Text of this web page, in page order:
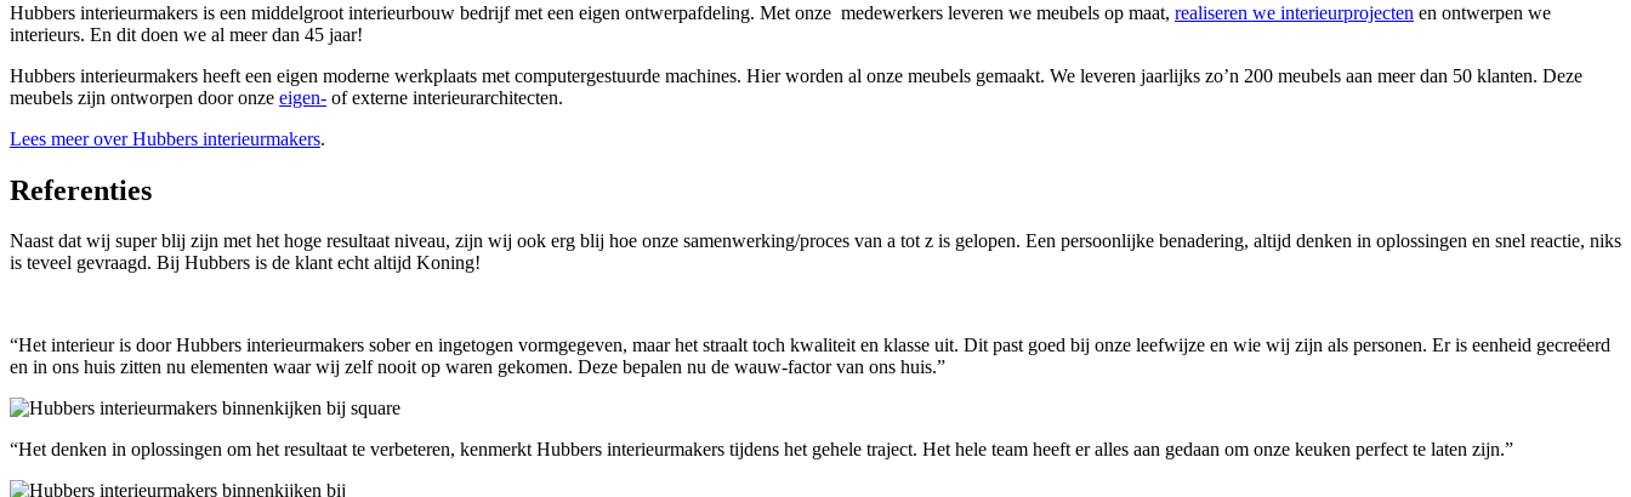
Hubbers interieurmakers is een middelgroot interieurbouw bedrijf met een eigen ontwerpafdeling. Met onze medewerkers leveren we meubels op maat, realiseren we interieurprojecten en ontwerpen we
interieurs. En dit doen we al meer dan 45 jaar!
Hubbers interieurmakers heeft een eigen moderne werkplaats met computergestuurde machines. Hier worden al onze meubels gemaakt. We leveren jaarlijks zo’n 200 meubels aan meer dan 50 klanten. Deze
meubels zijn ontworpen door onze eigen- of externe interieurarchitecten.
Lees meer over Hubbers interieurmakers.
Referenties
Naast dat wij super blij zijn met het hoge resultaat niveau, zijn wij ook erg blij hoe onze samenwerking/proces van a tot z is gelopen. Een persoonlijke benadering, altijd denken in oplossingen en snel reactie, niks
is teveel gevraagd. Bij Hubbers is de klant echt altijd Koning!
“Het interieur is door Hubbers interieurmakers sober en ingetogen vormgegeven, maar het straalt toch kwaliteit en klasse uit. Dit past goed bij onze leefwijze en wie wij zijn als personen. Er is eenheid gecreëerd
en in ons huis zitten nu elementen waar wij zelf nooit op waren gekomen. Deze bepalen nu de wauw-factor van ons huis.”
“Het denken in oplossingen om het resultaat te verbeteren, kenmerkt Hubbers interieurmakers tijdens het gehele traject. Het hele team heeft er alles aan gedaan om onze keuken perfect te laten zijn.”